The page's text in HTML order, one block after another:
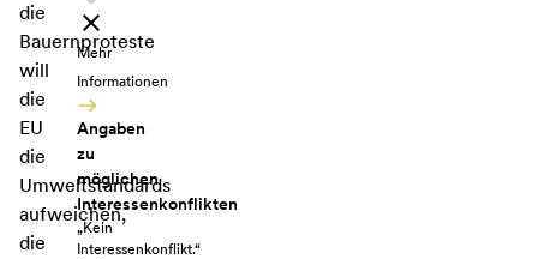
die
Bauernproteste
will
die
EU
die
Umweltstandards
aufweichen,
die
Mehr
Informationen
Angaben
zu
möglichen
Interessenkonflikten
„Kein
Interessenkonflikt.“